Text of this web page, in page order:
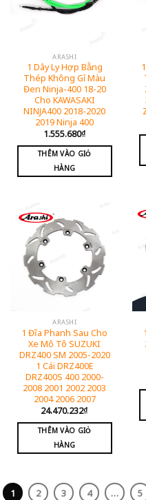
ARASHI
1 Dây Ly Hợp Bằng
Thép Không Gỉ Màu
Đen Ninja-400 18-20
Cho KAWASAKI
NINJA400 2018-2020
2019 Ninja 400
1.555.680₫
THÊM VÀO GIỎ
HÀNG
ARASHI
1 Đĩa Phanh Sau Cho
Xe Mô Tô SUZUKI
DRZ400 SM 2005-2020
1 Cái DRZ400E
DRZ400S 400 2000-
2008 2001 2002 2003
2004 2006 2007
24.470.232₫
THÊM VÀO GIỎ
HÀNG
1 2 3 4 … 5